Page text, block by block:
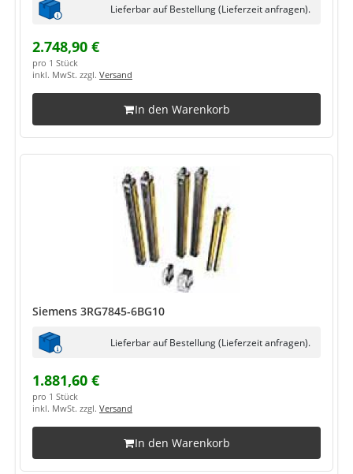
Lieferbar auf Bestellung (Lieferzeit anfragen).
2.748,90 €
pro 1 Stück
inkl. MwSt. zzgl. Versand
In den Warenkorb
Siemens 3RG7845-6BG10
Lieferbar auf Bestellung (Lieferzeit anfragen).
1.881,60 €
pro 1 Stück
inkl. MwSt. zzgl. Versand
In den Warenkorb